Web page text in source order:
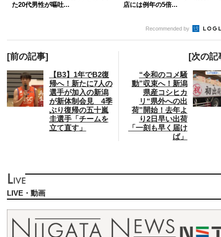
た20代男性が嘔吐...
店には例年の5倍...
Recommended by
[前の記事]
【B3】1年でB2復
帰へ！新たに7人の
選手が加入の新潟
が新体制会見 4季
ぶり復帰の五十嵐
圭選手「チームを
立て直す」
[次の記
“令和のコメ騒
動”収束へ！新潟
県産コシヒカ
リ“県外への出
荷”開始！去年よ
り2日早い出荷
「一刻も早く届け
ば」
LIVE・動画